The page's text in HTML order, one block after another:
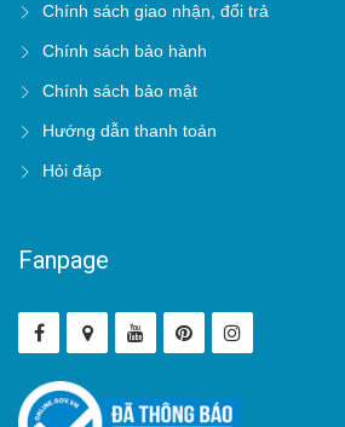
Chính sách giao nhận, đổi trả
Chính sách bảo hành
Chính sách bảo mật
Hướng dẫn thanh toán
Hỏi đáp
Fanpage